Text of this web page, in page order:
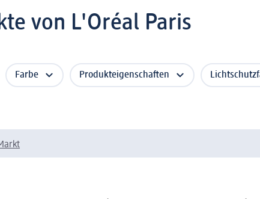
von L'Oréal Paris
Farbe Produkteigenschaften